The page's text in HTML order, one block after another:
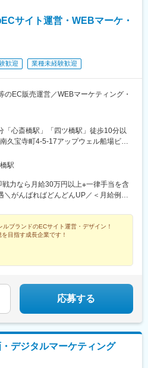
サイト運営・WEBマーケ・
歓迎 業種未経験歓迎
のEC販売運営／WEBマーケティング・
「心斎橋駅」「四ツ橋駅」徒歩10分以
久宝寺町4-5-17アップウェル船場ビル
駅
力なら月給30万円以上※一律手当を含
＼がんばればどんどんUP／＜月給例＞
に未経験者で入社し、このようなスタ
＊ 成長も収入UPも
＊1日24時間、誰もが平等
あって無限ではない。1日どのように過
だと思います。1か月後、半年、1年
ルブランドのECサイト運営・デザイン！
目指す成長企業です！
応募する
デジタルマーケティング